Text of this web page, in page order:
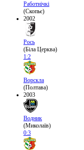
Работнічкі
(Скопьє)
2002
Рось
(Біла Церква)
1:2
Ворскла
(Полтава)
2003
Водник
(Миколаїв)
0:3